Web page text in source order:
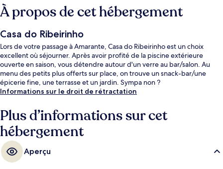
À propos de cet hébergement
Casa do Ribeirinho
Lors de votre passage à Amarante, Casa do Ribeirinho est un choix
excellent où séjourner. Après avoir profité de la piscine extérieure
ouverte en saison, vous détendre autour d'un verre au bar/salon. Au
menu des petits plus offerts sur place, on trouve un snack-bar/une
épicerie fine, une terrasse et un jardin. Sympa non ?
Informations sur le droit de rétractation
Plus d’informations sur cet
hébergement
Aperçu